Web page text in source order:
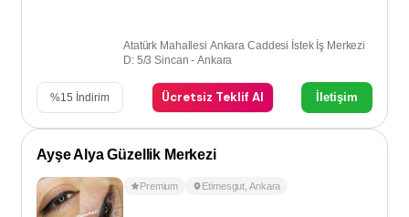
Atatürk Mahallesi Ankara Caddesi İstek İş Merkezi
D: 5/3 Sincan - Ankara
%15 İndirim Ücretsiz Teklif Al İletişim
Ayşe Alya Güzellik Merkezi
Premium Etimesgut ,Ankara